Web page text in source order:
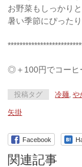
お野菜もしっかり
暑い季節にぴったり
◎＋100円でコーヒ
投稿タグ 冷麺 ,や
矢掛
Facebook
関連記事